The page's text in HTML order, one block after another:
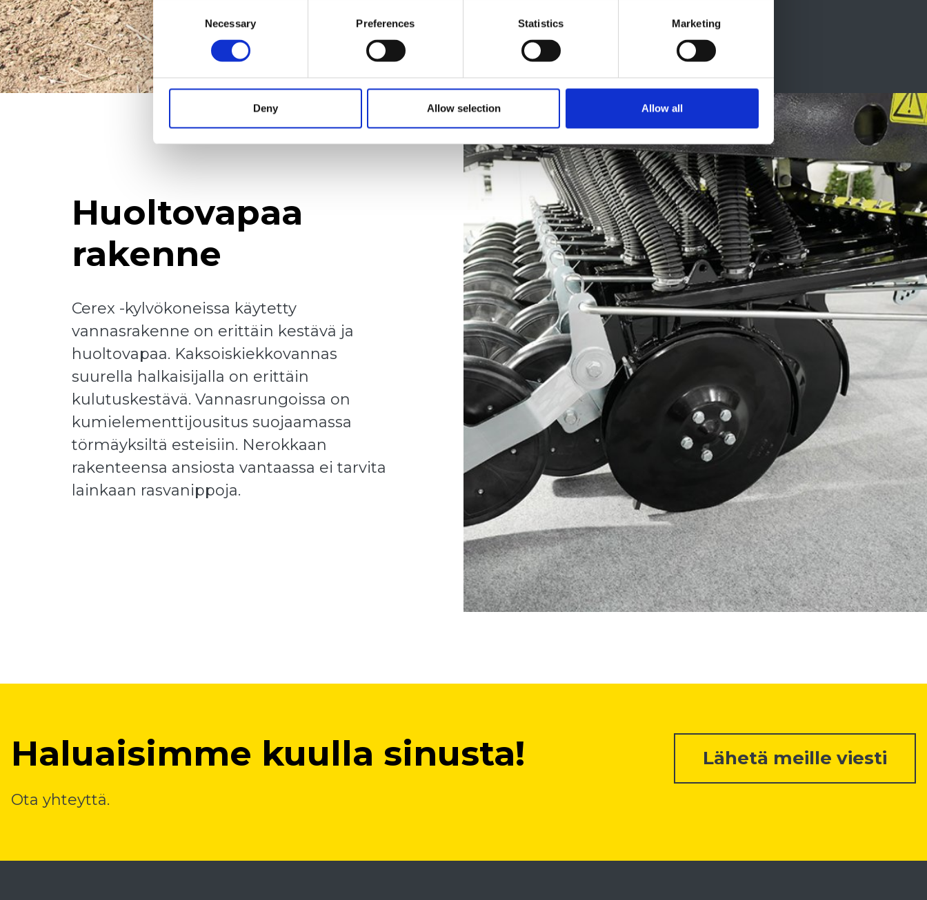
Consent
Selection
Necessary Preferences Statistics Marketing
Deny Allow selection Allow all
Huoltovapaa
rakenne
Cerex -kylvökoneissa käytetty
vannasrakenne on erittäin kestävä ja
huoltovapaa. Kaksoiskiekkovannas
suurella halkaisijalla on erittäin
kulutuskestävä. Vannasrungoissa on
kumielementtijousitus suojaamassa
törmäyksiltä esteisiin. Nerokkaan
rakenteensa ansiosta vantaassa ei tarvita
lainkaan rasvanippoja.
Haluaisimme kuulla sinusta!
Ota yhteyttä.
Lähetä meille viesti